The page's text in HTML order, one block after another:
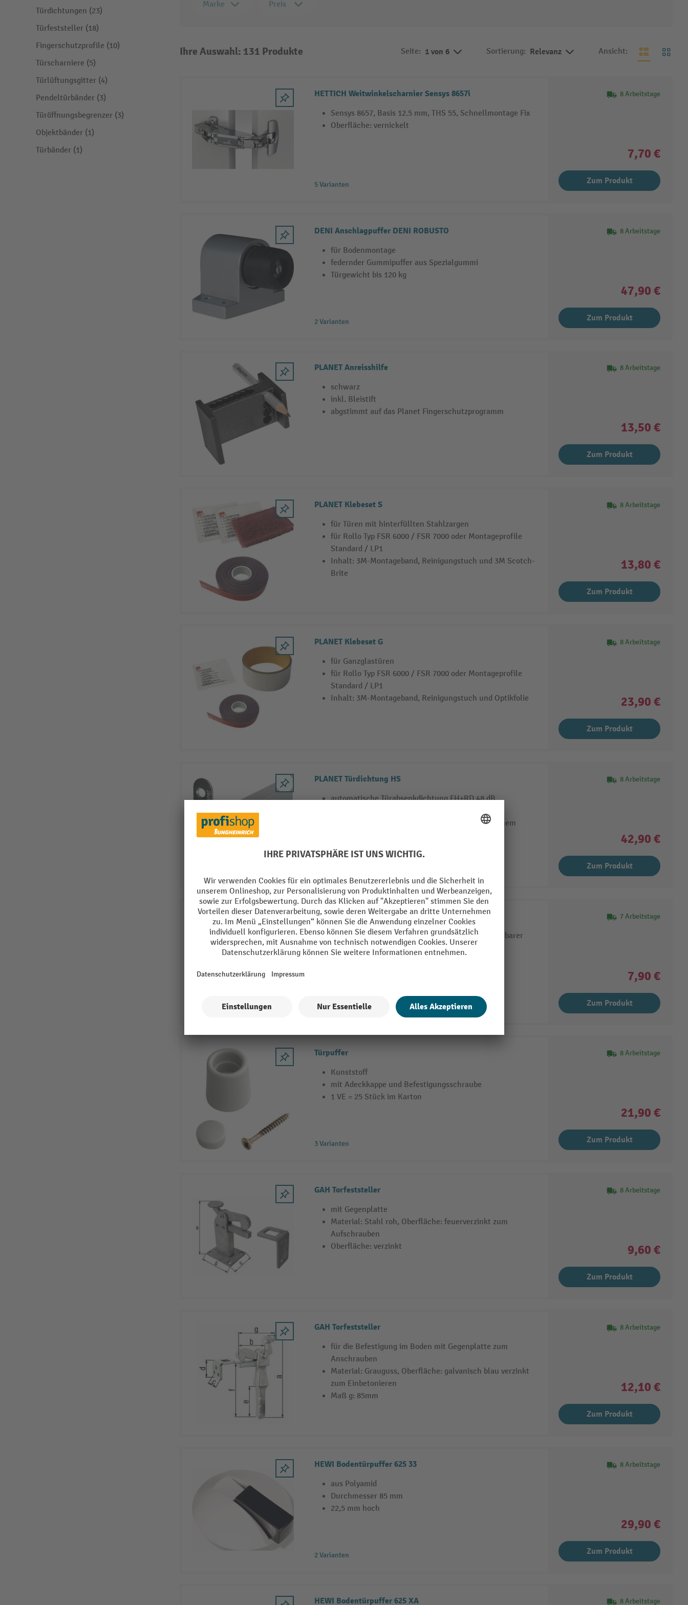
Türdichtungen (23)
Türfeststeller (18)
Fingerschutzprofile (10)
Türscharniere (5)
Türlüftungsgitter (4)
Pendeltürbänder (3)
Türöffnungsbegrenzer (3)
Objektbänder (1)
Türbänder (1)
Marke Preis
Ihre Auswahl: 131 Produkte Seite: 1 von 6 Sortierung: Relevanz Ansicht:
HETTICH Weitwinkelscharnier Sensys 8657i
Sensys 8657, Basis 12.5 mm, THS 55, Schnellmontage Fix
Oberfläche: vernickelt
5 Varianten
8 Arbeitstage
7,70 €
Zum Produkt
DENI Anschlagpuffer DENI ROBUSTO
für Bodenmontage
federnder Gummipuffer aus Spezialgummi
Türgewicht bis 120 kg
2 Varianten
8 Arbeitstage
47,90 €
Zum Produkt
PLANET Anreisshilfe
schwarz
inkl. Bleistift
abgstimmt auf das Planet Fingerschutzprogramm
8 Arbeitstage
13,50 €
Zum Produkt
PLANET Klebeset S
für Türen mit hinterfüllten Stahlzargen
für Rollo Typ FSR 6000 / FSR 7000 oder Montageprofile
Standard / LP1
Inhalt: 3M-Montageband, Reinigungstuch und 3M Scotch-
Brite
8 Arbeitstage
13,80 €
Zum Produkt
PLANET Klebeset G
für Ganzglastüren
für Rollo Typ FSR 6000 / FSR 7000 oder Montageprofile
Standard / LP1
Inhalt: 3M-Montageband, Reinigungstuch und Optikfolie
8 Arbeitstage
23,90 €
Zum Produkt
PLANET Türdichtung HS
automatische Türabsenkdichtung FH+RD 48 dB
bandseitige einseitige Auslösung mit automatischem
8 Arbeitstage
42,90 €
Zum Produkt
HETTICH Grundscharnier Selekta Pro 2000
Eingelenkscharnier mit Aufklipstechnik und sichtbarer
Rolle
7 Arbeitstage
7,90 €
Zum Produkt
Türpuffer
Kunststoff
mit Adeckkappe und Befestigungsschraube
1 VE = 25 Stück im Karton
3 Varianten
8 Arbeitstage
21,90 €
Zum Produkt
GAH Torfeststeller
mit Gegenplatte
Material: Stahl roh, Oberfläche: feuerverzinkt zum
Aufschrauben
Oberfläche: verzinkt
8 Arbeitstage
9,60 €
Zum Produkt
GAH Torfeststeller
für die Befestigung im Boden mit Gegenplatte zum
Anschrauben
Material: Grauguss, Oberfläche: galvanisch blau verzinkt
zum Einbetonieren
Maß g: 85mm
8 Arbeitstage
12,10 €
Zum Produkt
HEWI Bodentürpuffer 625 33
aus Polyamid
Durchmesser 85 mm
22,5 mm hoch
2 Varianten
8 Arbeitstage
29,90 €
Zum Produkt
HEWI Bodentürpuffer 625 XA 8 Arbeitstage